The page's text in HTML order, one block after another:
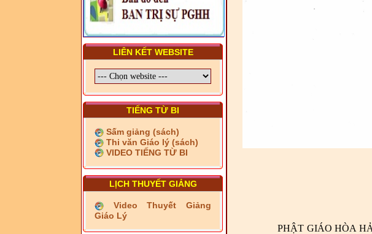
LIÊN KẾT WEBSITE
TIẾNG TỪ BI
Sấm giảng (sách)
Thi văn Giáo lý (sách)
VIDEO TIẾNG TỪ BI
LỊCH THUYẾT GIẢNG
Video Thuyết Giảng
Giáo Lý
PHẬT GIÁO HÒA